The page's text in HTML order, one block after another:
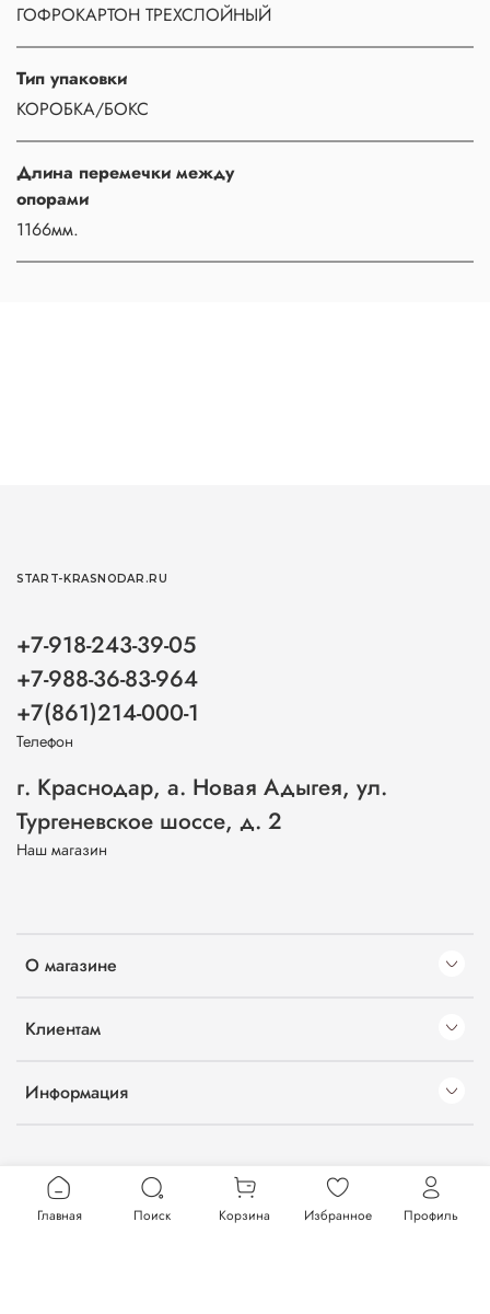
ГОФРОКАРТОН ТРЕХСЛОЙНЫЙ
Тип упаковки
КОРОБКА/БОКС
Длина перемечки между
опорами
1166мм.
О магазине
Клиентам
Информация
START-KRASNODAR.RU
+7-918-243-39-05
+7-988-36-83-964
+7(861)214-000-1
Телефон
г. Краснодар, а. Новая Адыгея, ул.
Тургеневское шоссе, д. 2
Наш магазин
Главная Поиск Корзина Избранное Профиль